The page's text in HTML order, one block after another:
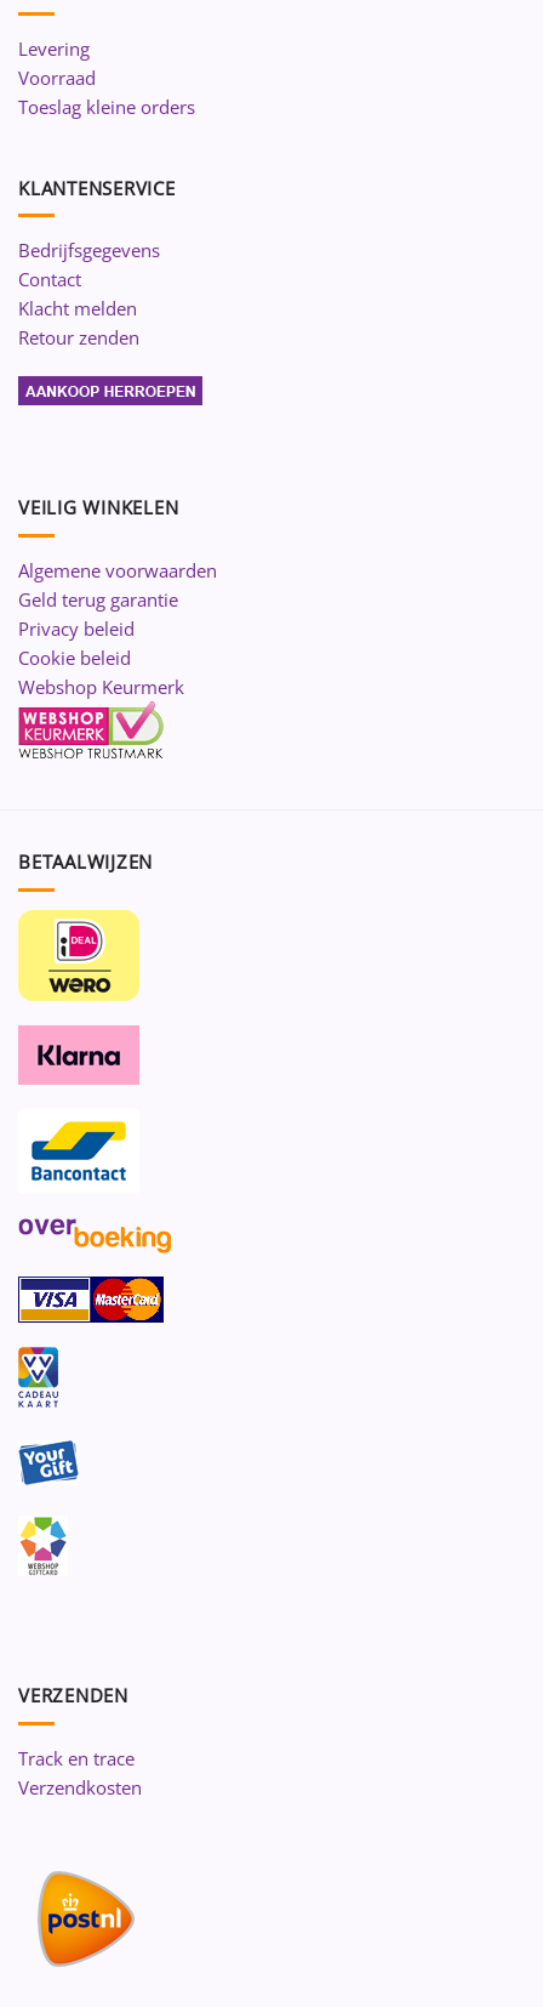
Levering
Voorraad
Toeslag kleine orders
KLANTENSERVICE
Bedrijfsgegevens
Contact
Klacht melden
Retour zenden
VEILIG WINKELEN
Algemene voorwaarden
Geld terug garantie
Privacy beleid
Cookie beleid
Webshop Keurmerk
BETAALWIJZEN
VERZENDEN
Track en trace
Verzendkosten